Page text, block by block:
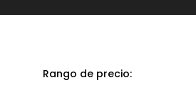
Rango de precio: